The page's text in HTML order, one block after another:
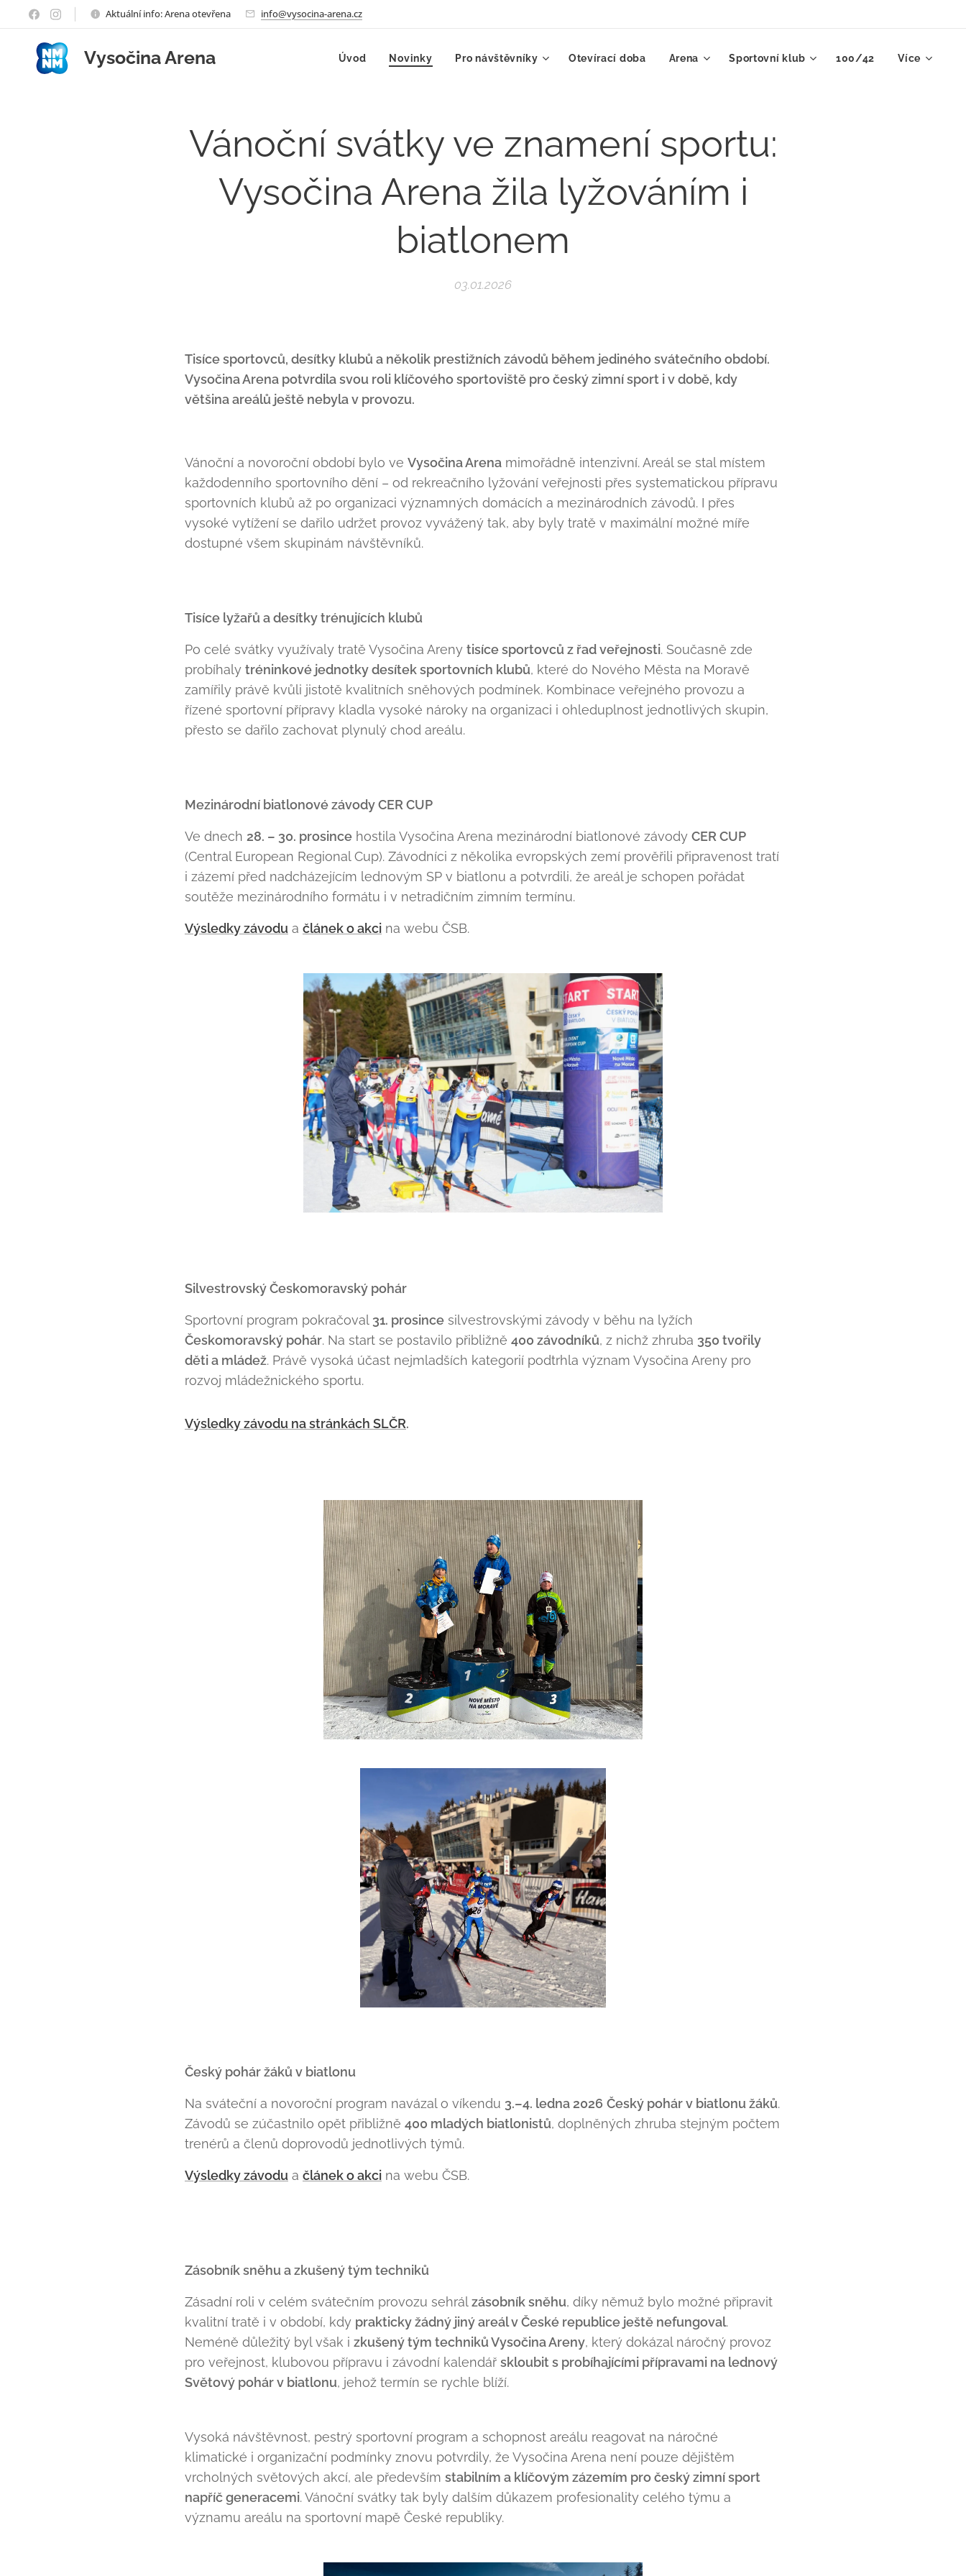
Aktuální info: Arena otevřena info@vysocina-arena.cz
Vysočina Arena Úvod Novinky Pro návštěvníky Otevírací doba Arena Sportovní klub 100/42 Více
Vánoční svátky ve znamení sportu:
Vysočina Arena žila lyžováním i
biatlonem
03.01.2026
Tisíce sportovců, desítky klubů a několik prestižních závodů během jediného svátečního období.
Vysočina Arena potvrdila svou roli klíčového sportoviště pro český zimní sport i v době, kdy
většina areálů ještě nebyla v provozu.
Vánoční a novoroční období bylo ve Vysočina Arena mimořádně intenzivní. Areál se stal místem
každodenního sportovního dění – od rekreačního lyžování veřejnosti přes systematickou přípravu
sportovních klubů až po organizaci významných domácích a mezinárodních závodů. I přes
vysoké vytížení se dařilo udržet provoz vyvážený tak, aby byly tratě v maximální možné míře
dostupné všem skupinám návštěvníků.
Tisíce lyžařů a desítky trénujících klubů
Po celé svátky využívaly tratě Vysočina Areny tisíce sportovců z řad veřejnosti. Současně zde
probíhaly tréninkové jednotky desítek sportovních klubů, které do Nového Města na Moravě
zamířily právě kvůli jistotě kvalitních sněhových podmínek. Kombinace veřejného provozu a
řízené sportovní přípravy kladla vysoké nároky na organizaci i ohleduplnost jednotlivých skupin,
přesto se dařilo zachovat plynulý chod areálu.
Mezinárodní biatlonové závody CER CUP
Ve dnech 28. – 30. prosince hostila Vysočina Arena mezinárodní biatlonové závody CER CUP
(Central European Regional Cup). Závodníci z několika evropských zemí prověřili připravenost tratí
i zázemí před nadcházejícím lednovým SP v biatlonu a potvrdili, že areál je schopen pořádat
soutěže mezinárodního formátu i v netradičním zimním termínu.
Výsledky závodu a článek o akci na webu ČSB.
Silvestrovský Českomoravský pohár
Sportovní program pokračoval 31. prosince silvestrovskými závody v běhu na lyžích
Českomoravský pohár. Na start se postavilo přibližně 400 závodníků, z nichž zhruba 350 tvořily
děti a mládež. Právě vysoká účast nejmladších kategorií podtrhla význam Vysočina Areny pro
rozvoj mládežnického sportu.
Výsledky závodu na stránkách SLČR.
Český pohár žáků v biatlonu
Na sváteční a novoroční program navázal o víkendu 3.–4. ledna 2026 Český pohár v biatlonu žáků.
Závodů se zúčastnilo opět přibližně 400 mladých biatlonistů, doplněných zhruba stejným počtem
trenérů a členů doprovodů jednotlivých týmů.
Výsledky závodu a článek o akci na webu ČSB.
Zásobník sněhu a zkušený tým techniků
Zásadní roli v celém svátečním provozu sehrálzásobník sněhu, díky němuž bylo možné připravit
kvalitní tratě i v období, kdy prakticky žádný jiný areál v České republice ještě nefungoval.
Neméně důležitý byl však i zkušený tým techniků Vysočina Areny, který dokázal náročný provoz
pro veřejnost, klubovou přípravu i závodní kalendář skloubit s probíhajícími přípravami na lednový
Světový pohár v biatlonu, jehož termín se rychle blíží.
Vysoká návštěvnost, pestrý sportovní program a schopnost areálu reagovat na náročné
klimatické i organizační podmínky znovu potvrdily, že Vysočina Arena není pouze dějištěm
vrcholných světových akcí, ale především stabilním a klíčovým zázemím pro český zimní sport
napříč generacemi. Vánoční svátky tak byly dalším důkazem profesionality celého týmu a
významu areálu na sportovní mapě České republiky.